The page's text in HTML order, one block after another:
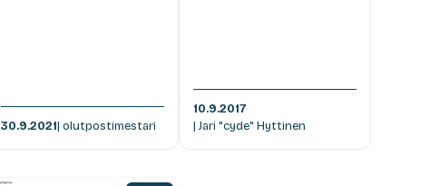
30.9.2021| olutpostimestari
10.9.2017
| Jari "cyde" Hyttinen